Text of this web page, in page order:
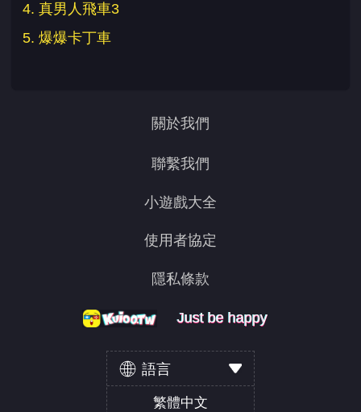
4. 真男人飛車3
5. 爆爆卡丁車
關於我們
聯繫我們
小遊戲大全
使用者協定
隱私條款
Just be happy
Just be happy
Just be happy
語言
繁體中文